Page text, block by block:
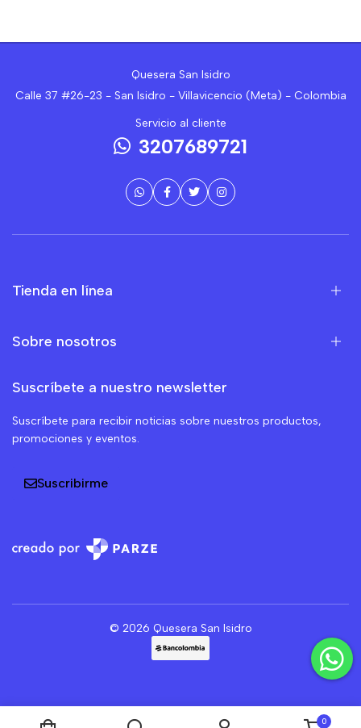
Quesera San Isidro
Calle 37 #26-23 - San Isidro - Villavicencio (Meta) - Colombia
Servicio al cliente
3207689721
Tienda en línea
Sobre nosotros
Suscríbete a nuestro newsletter
Suscríbete para recibir noticias sobre nuestros productos,
promociones y eventos.
Suscribirme
© 2026 Quesera San Isidro
0